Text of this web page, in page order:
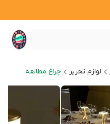
لوازم تحریر چراغ مطالعه